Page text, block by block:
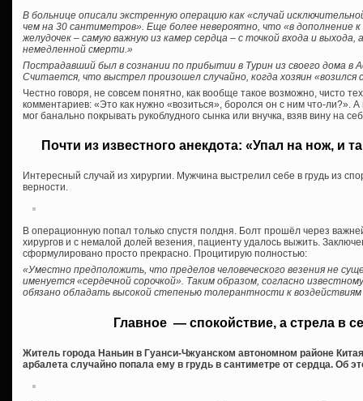
В больнице описали экстренную операцию как «случай
чем на 30 сантиметров». Еще более невероятно, что «в дополнение
желудочек – самую важную из камер сердца – с точкой входа и
немедленной смерти.»
Пострадавший был в сознании по прибытии в Турин из своего дома в
Считается, что выстрел произошел случайно, когда хозяин «возился
Честно говоря, не совсем понятно, как вообще такое возможно, чисто
комментариев: «Это как нужно «возиться», боролся он с ним что-ли?».
мог банально покрывать рукоблудного сынка или внучка, взяв вину на
Почти из известного анекдота: «Упал на нож, и
Интересный случай из хирургии. Мужчина выстрелил себе в грудь из
верности.
В операционную попал только спустя полдня. Болт прошёл через
хирургов и с немалой долей везения, пациенту удалось выжить.
сформулировано просто прекрасно. Процитирую полностью:
«Уместно предположить, что пределов человеческого везения не
именуется «сердечной сорочкой». Таким образом, согласно
обязано обладать высокой степенью толерантности к
Главное — спокойствие, а стрела в
Житель города Наньин в Гуанси-Чжуанском автономном районе
арбалета случайно попала ему в грудь в сантиметре от сердца. Об